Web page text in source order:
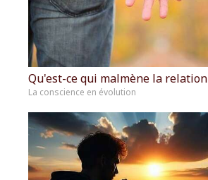
Qu'est-ce qui malmène la relation
La conscience en évolution